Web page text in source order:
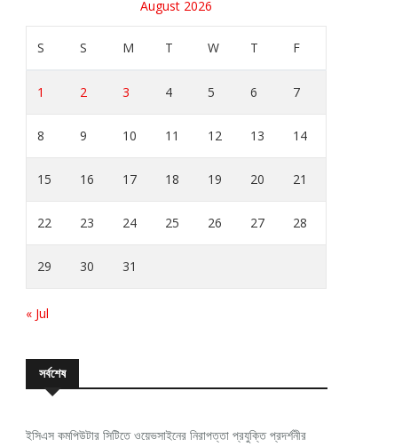
August 2026
S S M T W T F
1 2 3 4 5 6 7
8 9 10 11 12 13 14
15 16 17 18 19 20 21
22 23 24 25 26 27 28
29 30 31
« Jul
সর্বশেষ
ইসিএস কমপিউটার সিটিতে ওয়েভসাইনের নিরাপত্তা প্রযুক্তি প্রদর্শনীর